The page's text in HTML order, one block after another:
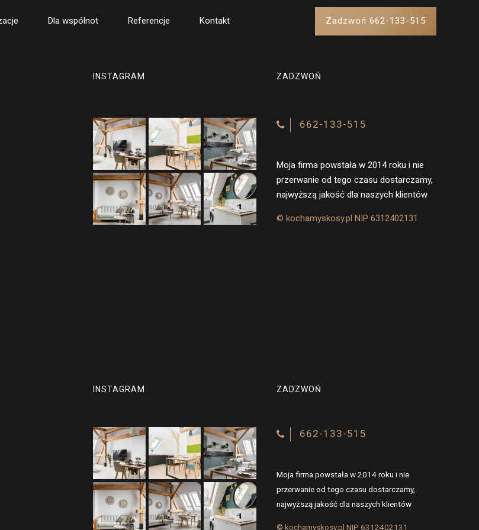
Zadzwoń 662-133-515
Dla wspólnot Referencje Kontakt
INSTAGRAM ZADZWOŃ
662-133-515
Moja firma powstała w 2014 roku i nie
przerwanie od tego czasu dostarczamy,
najwyższą jakość dla naszych klientów
© kochamyskosy.pl NIP 6312402131
INSTAGRAM ZADZWOŃ
662-133-515
Moja firma powstała w 2014 roku i nie
przerwanie od tego czasu dostarczamy,
najwyższą jakość dla naszych klientów
© kochamyskosy.pl NIP 6312402131